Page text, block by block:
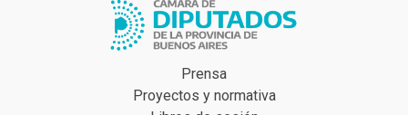
Prensa
Proyectos y normativa